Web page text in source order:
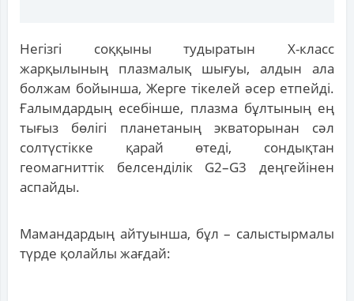
Негізгі соққыны тудыратын X-класс
жарқылының плазмалық шығуы, алдын ала
болжам бойынша, Жерге тікелей әсер етпейді.
Ғалымдардың есебінше, плазма бұлтының ең
тығыз бөлігі планетаның экваторынан сәл
солтүстікке қарай өтеді, сондықтан
геомагниттік белсенділік G2–G3 деңгейінен
аспайды.
Мамандардың айтуынша, бұл – салыстырмалы
түрде қолайлы жағдай: